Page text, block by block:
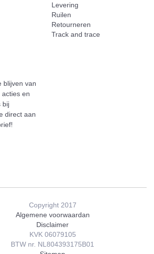
Levering
Ruilen
Retourneren
Track and trace
blijven van
en
bij
direct aan
Copyright 2017
Algemene voorwaardan
Disclaimer
KVK 06079105
BTW nr. NL804393175B01